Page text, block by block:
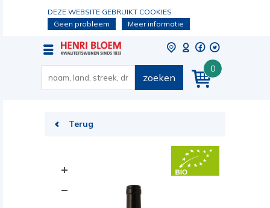
DEZE WEBSITE GEBRUIKT COOKIES
Geen probleem
Meer informatie
0
zoeken
Terug